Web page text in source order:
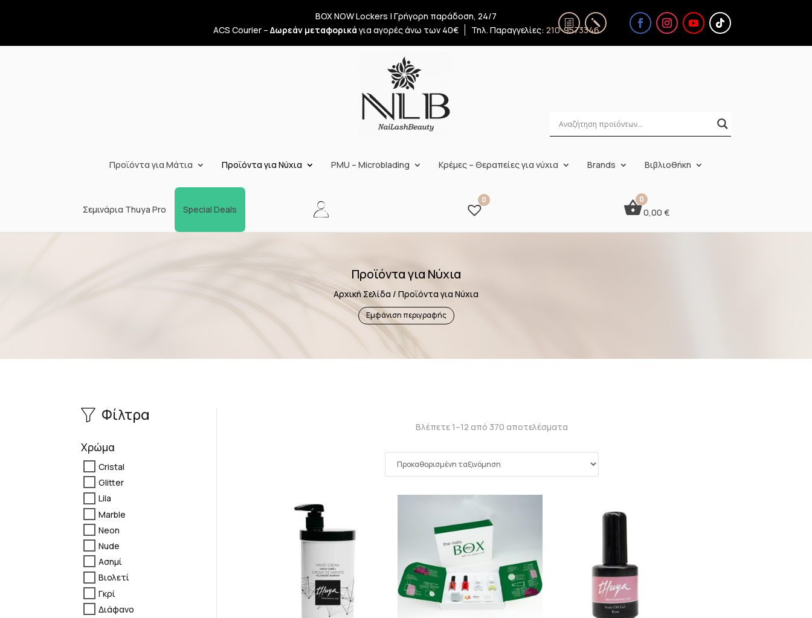
BOX NOW Lockers | Γρήγορη παράδοση, 24/7
ACS Courier – Δωρεάν μεταφορικά για αγορές άνω των 40€ Τηλ. Παραγγελίες: 210-9573346
Προϊόντα για Μάτια Προϊόντα για Νύχια PMU – Microblading Κρέμες – Θεραπείες για νύχια Brands Βιβλιοθήκη
Σεμινάρια Thuya Pro Special Deals
0
0,00 €
Προϊόντα για Νύχια
Αρχική Σελίδα / Προϊόντα για Νύχια
Εμφάνιση περιγραφής
Φίλτρα
Χρώμα
Cristal
Glitter
Lila
Marble
Neon
Nude
Ασημί
Βιολετί
Γκρί
Διάφανο
Βλέπετε 1–12 από 370 αποτελέσματα